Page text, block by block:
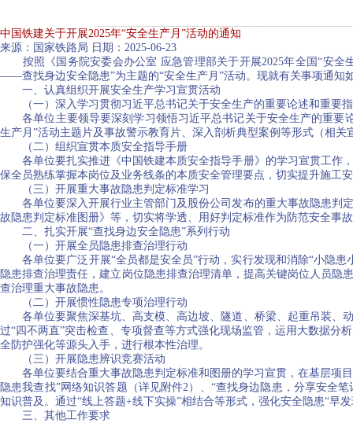
中国铁建关于开展2025年“安全生产月”活动的通知
来源：国家铁路局 日期：2025-06-23
按照《国务院安委会办公室 应急管理部关于开展2025年全国“安全
——查找身边安全隐患”为主题的“安全生产月”活动。现就有关事项通知
一、认真组织开展安全生产学习宣贯活动
（一）深入学习贯彻习近平总书记关于安全生产的重要论述和重要
各单位主要领导要深刻学习领悟习近平总书记关于安全生产的重要
生产月”活动主题片及事故警示教育片、深入剖析典型案例等形式（相
（二）组织宣贯本质安全指导手册
各单位要扎实推进《中国铁建本质安全指导手册》的学习宣贯工作
保全员熟练掌握本岗位及业务线条的本质安全管理要点，切实提升施工
（三）开展重大事故隐患判定标准学习
各单位要深入开展行业主管部门及股份公司发布的重大事故隐患判
故隐患判定标准图册》等，切实将学透、用好判定标准作为防范安全事
二、扎实开展“查找身边安全隐患”系列行动
（一）开展全员隐患排查治理行动
各单位要广泛开展“全员都是安全员”行动，实行发现和消除“小隐患
隐患排查治理责任，建立岗位隐患排查治理清单，提高关键岗位人员
查治理重大事故隐患。
（二）开展惯性隐患专项治理行动
各单位要聚焦深基坑、高支模、高边坡、隧道、桥梁、起重吊装、
过“四不两直”突击检查、专项督查等方式强化现场监管，运用大数据
全防护强化等源头入手，进行根本性治理。
（三）开展隐患辨识竞赛活动
各单位要结合重大事故隐患判定标准和图册的学习宣贯，在基层项目
隐患我查找”网络知识答题（详见附件2）、“查找身边隐患，分享安全
知识普及。通过“线上答题+线下实操”相结合等形式，强化安全隐患“早
三、其他工作要求